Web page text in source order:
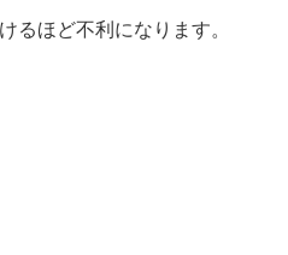
るほど不利になります。